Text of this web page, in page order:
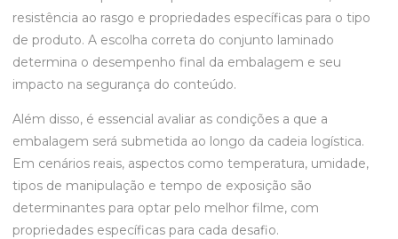
resistência ao rasgo e propriedades específicas para o tipo
de produto. A escolha correta do conjunto laminado
determina o desempenho final da embalagem e seu
impacto na segurança do conteúdo.
Além disso, é essencial avaliar as condições a que a
embalagem será submetida ao longo da cadeia logística.
Em cenários reais, aspectos como temperatura, umidade,
tipos de manipulação e tempo de exposição são
determinantes para optar pelo melhor filme, com
propriedades específicas para cada desafio.